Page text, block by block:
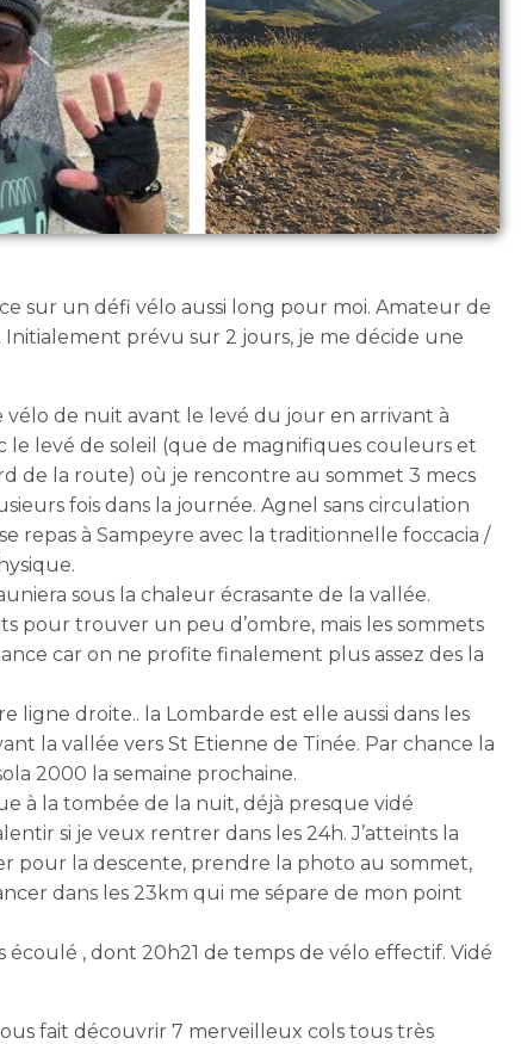
sur un défi vélo aussi long pour moi. Amateur de
prévu sur 2 jours, je me décide une
vélo de nuit avant le levé du jour en arrivant à
le levé de soleil (que de magnifiques couleurs et
de la route) où je rencontre au sommet 3 mecs
fois dans la journée. Agnel sans circulation
repas à Sampeyre avec la traditionnelle foccacia /
sous la chaleur écrasante de la vallée.
pour trouver un peu d’ombre, mais les sommets
car on ne profite finalement plus assez des la
ligne droite.. la Lombarde est elle aussi dans les
la vallée vers St Etienne de Tinée. Par chance la
2000 la semaine prochaine.
à la tombée de la nuit, déjà presque vidé
si je veux rentrer dans les 24h. J’atteints la
pour la descente, prendre la photo au sommet,
dans les 23km qui me sépare de mon point
, dont 20h21 de temps de vélo effectif. Vidé
fait découvrir 7 merveilleux cols tous très